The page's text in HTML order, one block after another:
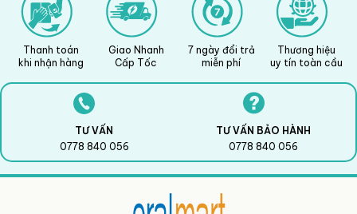
Thanh toán
khi nhận hàng
Giao Nhanh
Cấp Tốc
7 ngày đổi trả
miễn phí
Thương hiệu
uy tín toàn cầu
TƯ VẤN
0778 840 056
TƯ VẤN BẢO HÀNH
0778 840 056